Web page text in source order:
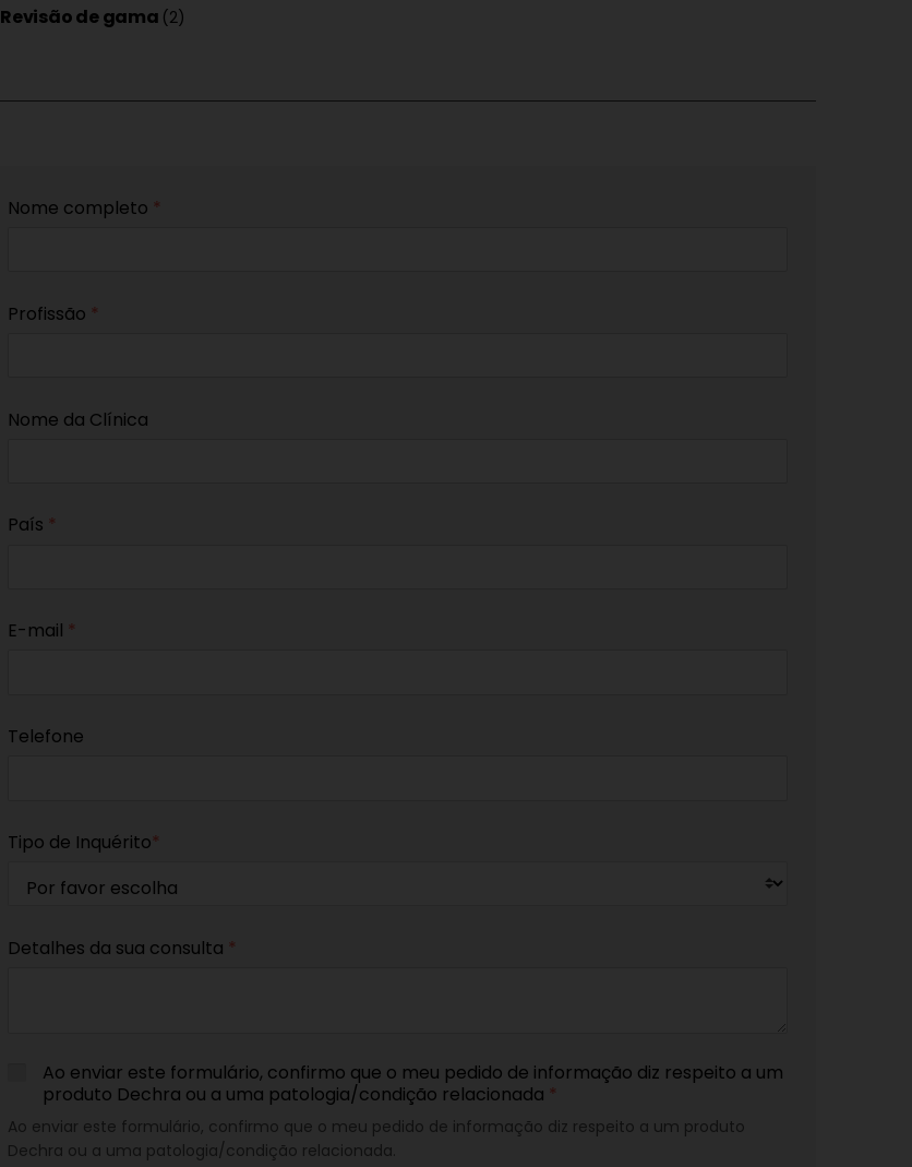
Revisão de gama (2)
Nome completo *
Profissão *
Nome da Clínica
País *
E-mail *
Telefone
Tipo de Inquérito*
Detalhes da sua consulta *
Ao enviar este formulário, confirmo que o meu pedido de informação diz respeito a um
produto Dechra ou a uma patologia/condição relacionada *
Ao enviar este formulário, confirmo que o meu pedido de informação diz respeito a um produto
Dechra ou a uma patologia/condição relacionada.